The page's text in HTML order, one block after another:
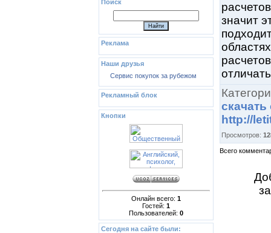
Поиск
Реклама
Наши друзья
Сервис покупок за рубежом
Рекламный блок
Кнопки
Онлайн всего: 1
Гостей: 1
Пользователей: 0
Сегодня на сайте были:
значит
http://
Просмотров:
Всего